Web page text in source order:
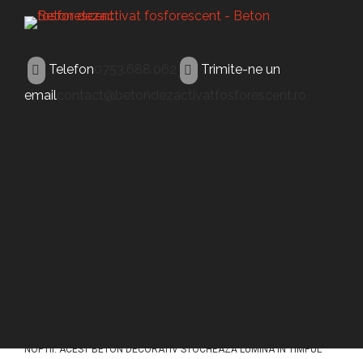
Telefon
Trimite-ne un
email
NOPTII. ACEST BETON DECORATIV STOCHEAZĂ LUMINA ÎN TIMPUL